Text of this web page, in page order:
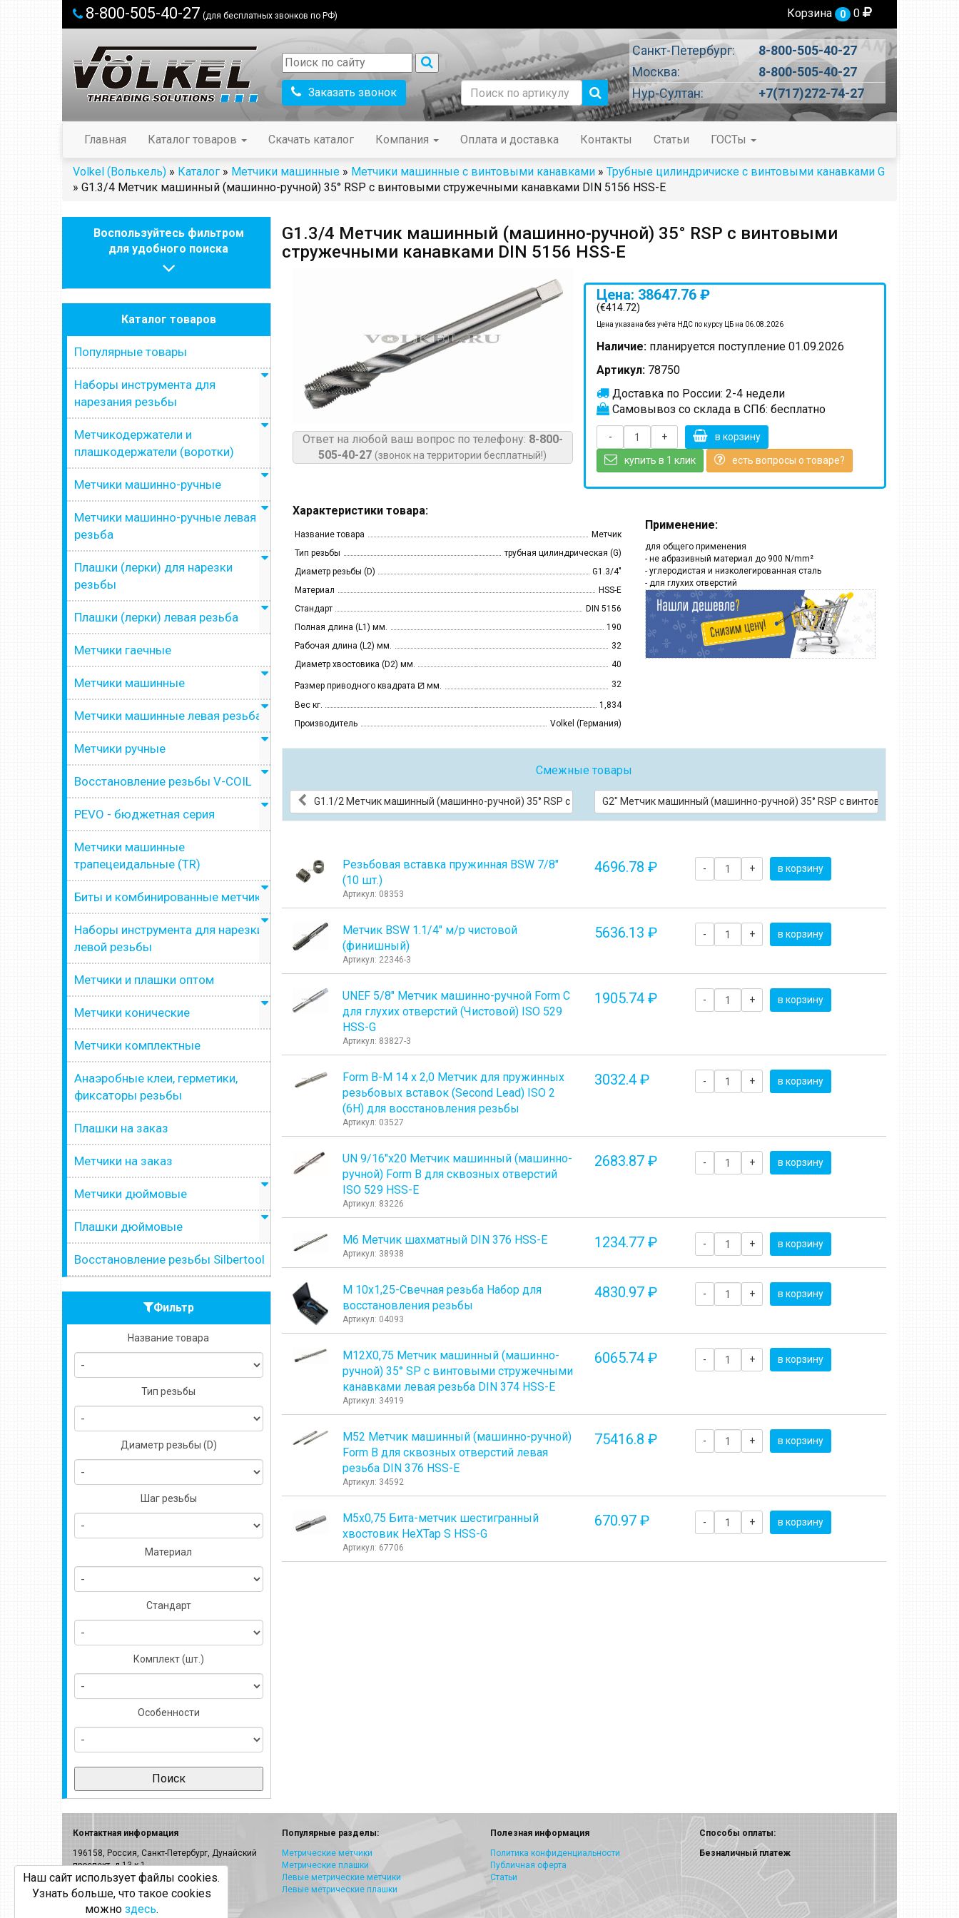
8-800-505-40-27 (для бесплатных звонков по РФ) Корзина 0 0
Заказать звонок
Санкт-Петербург:
8-800-505-40-27
Москва:
8-800-505-40-27
Нур-Султан:
+7(717)272-74-27
Главная Каталог товаров Скачать каталог Компания Оплата и доставка Контакты Статьи ГОСТы
Volkel (Волькель) » Каталог » Метчики машинные » Метчики машинные с винтовыми канавками » Трубные цилиндричиске с винтовыми канавками G
» G1.3/4 Метчик машинный (машинно-ручной) 35° RSP с винтовыми стружечными канавками DIN 5156 HSS-E
Воспользуйтесь фильтром
для удобного поиска
Каталог товаров
Популярные товары
Наборы инструмента для
нарезания резьбы
Метчикодержатели и
плашкодержатели (воротки)
Метчики машинно-ручные
Метчики машинно-ручные левая
резьба
Плашки (лерки) для нарезки
резьбы
Плашки (лерки) левая резьба
Метчики гаечные
Метчики машинные
Метчики машинные левая резьба
Метчики ручные
Восстановление резьбы V-COIL
PEVO - бюджетная серия
Метчики машинные
трапецеидальные (TR)
Биты и комбинированные метчики
Наборы инструмента для нарезки
левой резьбы
Метчики и плашки оптом
Метчики конические
Метчики комплектные
Анаэробные клеи, герметики,
фиксаторы резьбы
Плашки на заказ
Метчики на заказ
Метчики дюймовые
Плашки дюймовые
Восстановление резьбы Silbertool
Фильтр
Название товара
Тип резьбы
Диаметр резьбы (D)
Шаг резьбы
Материал
Стандарт
Комплект (шт.)
Особенности
G1.3/4 Метчик машинный (машинно-ручной) 35° RSP с винтовыми
стружечными канавками DIN 5156 HSS-E
Ответ на любой ваш вопрос по телефону: 8-800-
505-40-27 (звонок на территории бесплатный!)
Цена: 38647.76 ₽
(€414.72)
Цена указана без учёта НДС по курсу ЦБ на 06.08.2026
Наличие: планируется поступление 01.09.2026
Артикул: 78750
Доставка по России: 2-4 недели
Самовывоз со склада в СПб: бесплатно
- + в корзину
купить в 1 клик есть вопросы о товаре?
Характеристики товара:
Название товара
Метчик
Тип резьбы
трубная цилиндрическая (G)
Диаметр резьбы (D)
G1.3/4"
Материал
HSS-E
Стандарт
DIN 5156
Полная длина (L1) мм.
190
Рабочая длина (L2) мм.
32
Диаметр хвостовика (D2) мм.
40
Размер приводного квадрата ⧄мм. 32
Вес кг.
1,834
Производитель
Volkel (Германия)
Применение:
для общего применения
- не абразивный материал до 900 N/mm²
- углеродистая и низколегированная сталь
- для глухих отверстий
Смежные товары
G1.1/2 Метчик машинный (машинно-ручной) 35° RSP с винтовыми стружечными канавками DIN 5156 HSS-E
G2" Метчик машинный (машинно-ручной) 35° RSP с винтовыми
Резьбовая вставка пружинная BSW 7/8"
(10 шт.)
Артикул: 08353
4696.78 ₽ - + в корзину
Метчик BSW 1.1/4" м/р чистовой
(финишный)
Артикул: 22346-3
5636.13 ₽ - + в корзину
UNEF 5/8" Метчик машинно-ручной Form C
для глухих отверстий (Чистовой) ISO 529
HSS-G
Артикул: 83827-3
1905.74 ₽ - + в корзину
Form B-М 14 х 2,0 Метчик для пружинных
резьбовых вставок (Second Lead) ISO 2
(6H) для восстановления резьбы
Артикул: 03527
3032.4 ₽ - + в корзину
UN 9/16"х20 Метчик машинный (машинно-
ручной) Form B для сквозных отверстий
ISO 529 HSS-E
Артикул: 83226
2683.87 ₽ - + в корзину
М6 Метчик шахматный DIN 376 HSS-E
Артикул: 38938
1234.77 ₽ - + в корзину
М 10х1,25-Свечная резьба Набор для
восстановления резьбы
Артикул: 04093
4830.97 ₽ - + в корзину
М12Х0,75 Метчик машинный (машинно-
ручной) 35° SP с винтовыми стружечными
канавками левая резьба DIN 374 HSS-E
Артикул: 34919
6065.74 ₽ - + в корзину
М52 Метчик машинный (машинно-ручной)
Form B для сквозных отверстий левая
резьба DIN 376 HSS-E
Артикул: 34592
75416.8 ₽ - + в корзину
М5х0,75 Бита-метчик шестигранный
хвостовик HeХTap S HSS-G
Артикул: 67706
670.97 ₽ - + в корзину
Контактная информация
196158, Россия, Санкт-Петербург, Дунайский
проспект, д.13 к.1
E-mail:info@volkel.ru
Санкт-Петербург:
Москва: +7(499)703-23-53
Популярные разделы:
Метрические метчики
Метрические плашки
Левые метрические метчики
Левые метрические плашки
Полезная информация
Политика конфиденциальности
Публичная оферта
Статьи
Способы оплаты:
Безналичный платеж
Наш сайт использует файлы cookies.
Узнать больше, что такое cookies
можно здесь.